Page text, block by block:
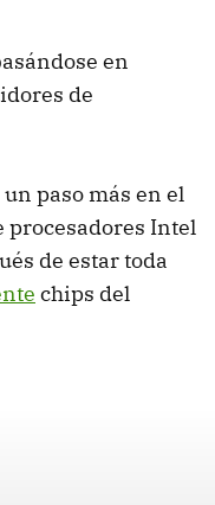
en
de
paso más en el
procesadores Intel
de estar toda
chips del